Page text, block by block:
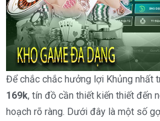
Để chắc chắc hưởng lợi Khủng nhất
169k, tín đồ cần thiết kiến thiết đến
hoạch rõ ràng. Dưới đây là một số